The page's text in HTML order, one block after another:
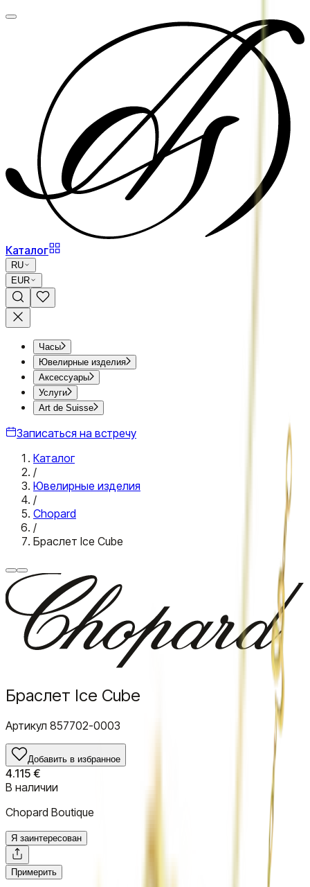
Каталог
RU
EUR
Часы
Ювелирные изделия
Аксессуары
Услуги
Art de Suisse
Записаться на встречу
Каталог
/
Ювелирные изделия
/
Chopard
/
Браслет Ice Cube
Браслет Ice Cube
Артикул 857702-0003
Добавить в избранное
4.115 €
В наличии
Chopard Boutique
Я заинтересован
Примерить